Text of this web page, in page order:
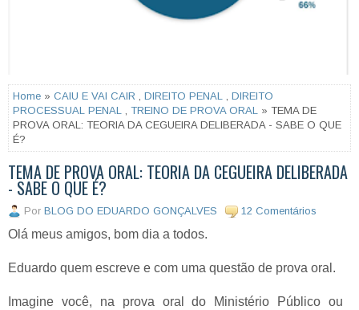
Home » CAIU E VAI CAIR DIREITO PENAL
DIREITO
PROCESSUAL PENAL
TREINO DE PROVA ORAL
» TEMA DE
PROVA ORAL: TEORIA DA CEGUEIRA DELIBERADA - SABE O QUE
É?
TEMA DE PROVA ORAL: TEORIA DA CEGUEIRA DELIBERADA
- SABE O QUE É?
Por BLOG DO EDUARDO GONÇALVES 12 Comentários
Olá meus amigos, bom dia a todos.
Eduardo quem escreve e com uma questão de prova oral.
Imagine você, na prova oral do Ministério Público ou